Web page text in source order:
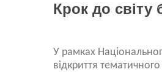
Крок до світу
У рамках
відкриття